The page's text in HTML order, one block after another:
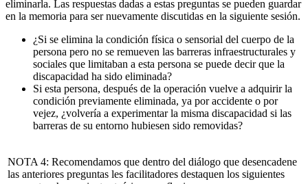
eliminarla. Las respuestas dadas a estas preguntas se pueden guardar
en la memoria para ser nuevamente discutidas en la siguiente sesión.
¿Si se elimina la condición física o sensorial del cuerpo de la
persona pero no se remueven las barreras infraestructurales y
sociales que limitaban a esta persona se puede decir que la
discapacidad ha sido eliminada?
Si esta persona, después de la operación vuelve a adquirir la
condición previamente eliminada, ya por accidente o por
vejez, ¿volvería a experimentar la misma discapacidad si las
barreras de su entorno hubiesen sido removidas?
NOTA 4: Recomendamos que dentro del diálogo que desencadene
las anteriores preguntas les facilitadores destaquen los siguientes